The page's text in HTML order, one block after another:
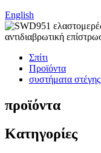
English
Σπίτι
Προϊόντα
συστήματα στέγης
προϊόντα
Κατηγορίες